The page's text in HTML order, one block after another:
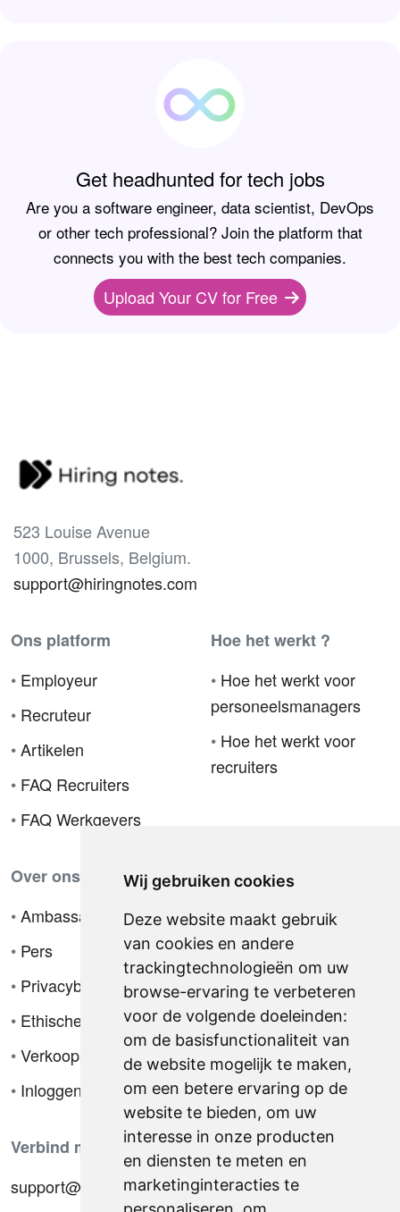
Wij gebruiken cookies
Deze website maakt gebruik
van cookies en andere
trackingtechnologieën om uw
browse-ervaring te verbeteren
voor de volgende doeleinden:
om de basisfunctionaliteit van
de website mogelijk te maken,
om een betere ervaring op de
website te bieden, om uw
interesse in onze producten
en diensten te meten en
marketinginteracties te
Get headhunted for tech jobs
Are you a software engineer, data scientist, DevOps
or other tech professional? Join the platform that
connects you with the best tech companies.
Upload Your CV for Free
523 Louise Avenue
1000, Brussels, Belgium.
support@hiringnotes.com
Ons platform
• Employeur
• Recruteur
•Artikelen
• FAQ Recruiters
• FAQ Werkgevers
Hoe het werkt ?
• Hoe het werkt voor
personeelsmanagers
• Hoe het werkt voor
recruiters
Over ons
•Ambassador
• Pers
• Privacybeleid
• Ethische code
•Verkoopsvoorwaarden
• Inloggen
Verbind met ons
support@hiringnotes.com